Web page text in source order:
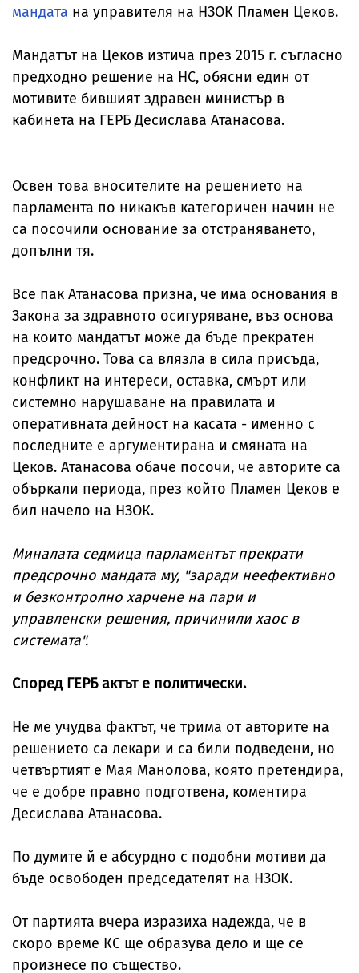
мандата на управителя на НЗОК Пламен Цеков.
Мандатът на Цеков изтича през 2015 г. съгласно
предходно решение на НС, обясни един от
мотивите бившият здравен министър в
кабинета на ГЕРБ Десислава Атанасова.
Освен това вносителите на решението на
парламента по никакъв категоричен начин не
са посочили основание за отстраняването,
допълни тя.
Все пак Атанасова призна, че има основания в
Закона за здравното осигуряване, въз основа
на които мандатът може да бъде прекратен
предсрочно. Това са влязла в сила присъда,
конфликт на интереси, оставка, смърт или
системно нарушаване на правилата и
оперативната дейност на касата - именно с
последните е аргументирана и смяната на
Цеков. Атанасова обаче посочи, че авторите са
объркали периода, през който Пламен Цеков е
бил начело на НЗОК.
Миналата седмица парламентът прекрати
предсрочно мандата му, "заради неефективно
и безконтролно харчене на пари и
управленски решения, причинили хаос в
системата".
Според ГЕРБ актът е политически.
Не ме учудва фактът, че трима от авторите на
решението са лекари и са били подведени, но
четвъртият е Мая Манолова, която претендира,
че е добре правно подготвена, коментира
Десислава Атанасова.
По думите й е абсурдно с подобни мотиви да
бъде освободен председателят на НЗОК.
От партията вчера изразиха надежда, че в
скоро време КС ще образува дело и ще се
произнесе по същество.